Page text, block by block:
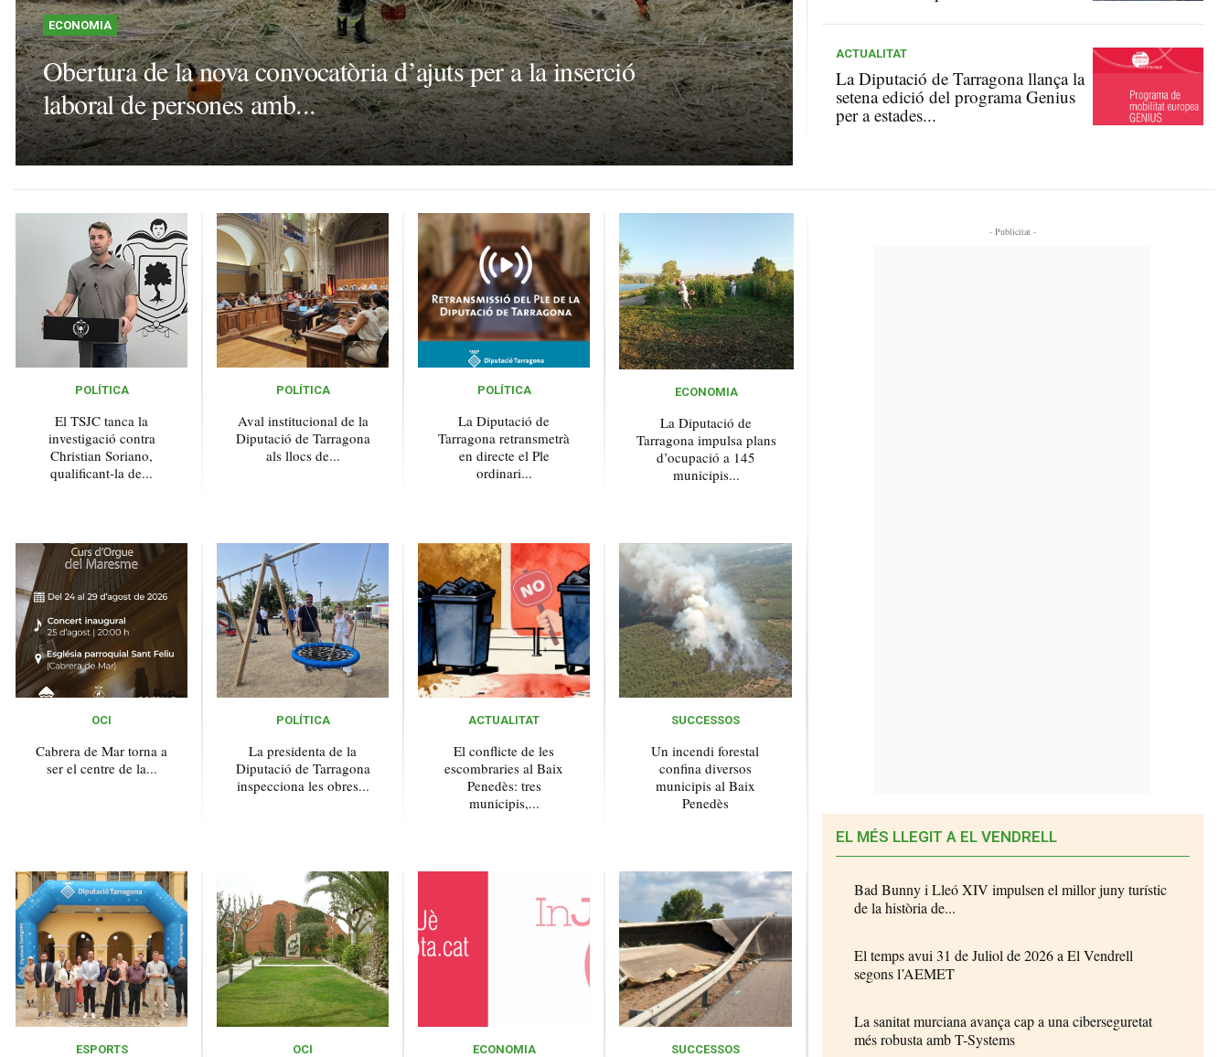
ECONOMIA
Obertura de la nova convocatòria d’ajuts per a la inserció
laboral de persones amb...
ACTUALITAT
La Diputació de Tarragona llança la
setena edició del programa Genius
per a estades...
POLÍTICA
El TSJC tanca la
investigació contra
Christian Soriano,
qualificant-la de...
POLÍTICA
Aval institucional de la
Diputació de Tarragona
als llocs de...
POLÍTICA
La Diputació de
Tarragona retransmetrà
en directe el Ple
ordinari...
ECONOMIA
La Diputació de
Tarragona impulsa plans
d’ocupació a 145
municipis...
OCI
Cabrera de Mar torna a
ser el centre de la...
POLÍTICA
La presidenta de la
Diputació de Tarragona
inspecciona les obres...
ACTUALITAT
El conflicte de les
escombraries al Baix
Penedès: tres
municipis,...
SUCCESSOS
Un incendi forestal
confina diversos
municipis al Baix
Penedès
ESPORTS OCI ECONOMIA SUCCESSOS
- Publicitat -
EL MÉS LLEGIT A EL VENDRELL
Bad Bunny i Lleó XIV impulsen el millor juny turístic
de la història de...
El temps avui 31 de Juliol de 2026 a El Vendrell
segons l’AEMET
La sanitat murciana avança cap a una ciberseguretat
més robusta amb T-Systems